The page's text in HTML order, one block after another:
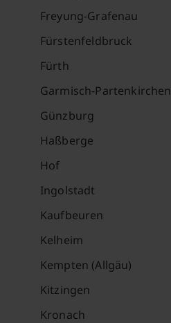
Freyung-Grafenau
Fürstenfeldbruck
Fürth
Garmisch-Partenkirchen
Günzburg
Haßberge
Hof
Ingolstadt
Kaufbeuren
Kelheim
Kempten (Allgäu)
Kitzingen
Kronach